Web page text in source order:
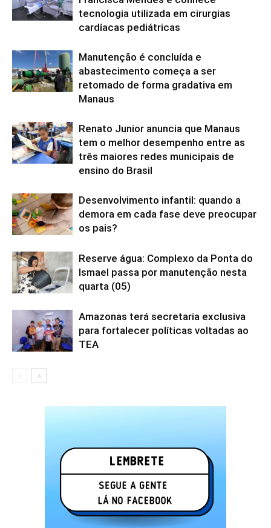
tecnologia utilizada em cirurgias
cardíacas pediátricas
Manutenção é concluída e
abastecimento começa a ser
retomado de forma gradativa em
Manaus
Renato Junior anuncia que Manaus
tem o melhor desempenho entre as
três maiores redes municipais de
ensino do Brasil
Desenvolvimento infantil: quando a
demora em cada fase deve preocupar
os pais?
Reserve água: Complexo da Ponta do
Ismael passa por manutenção nesta
quarta (05)
Amazonas terá secretaria exclusiva
para fortalecer políticas voltadas ao
TEA